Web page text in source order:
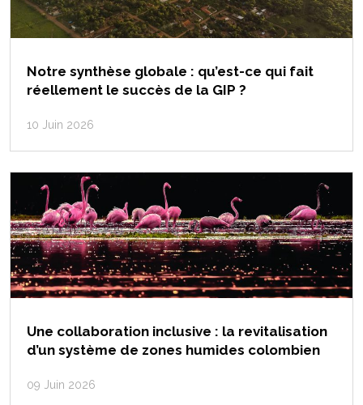
Notre synthèse globale : qu’est-ce qui fait
réellement le succès de la GIP ?
10 Juin 2026
Une collaboration inclusive : la revitalisation
d’un système de zones humides colombien
09 Juin 2026